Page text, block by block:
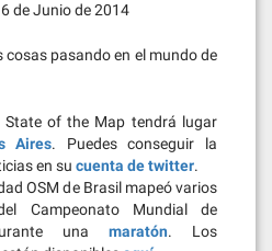
de Junio de 2014
cosas pasando en el mundo de
State of the Map tendrá lugar
Aires. Puedes conseguir la
en su cuenta de twitter.
OSM de Brasil mapeó varios
Campeonato Mundial de
una maratón. Los